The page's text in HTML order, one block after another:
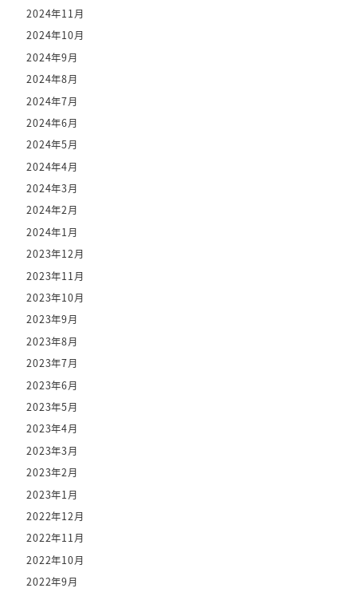
2024年11月
2024年10月
2024年9月
2024年8月
2024年7月
2024年6月
2024年5月
2024年4月
2024年3月
2024年2月
2024年1月
2023年12月
2023年11月
2023年10月
2023年9月
2023年8月
2023年7月
2023年6月
2023年5月
2023年4月
2023年3月
2023年2月
2023年1月
2022年12月
2022年11月
2022年10月
2022年9月